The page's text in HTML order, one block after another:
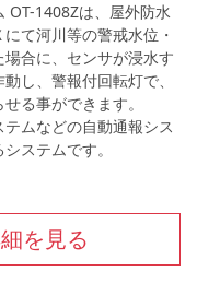
OT-1408Zは、屋外防水
て河川等の警戒水位・
合に、センサが浸水す
し、警報付回転灯で、
る事ができます。
ムなどの自動通報シス
ステムです。
を見る